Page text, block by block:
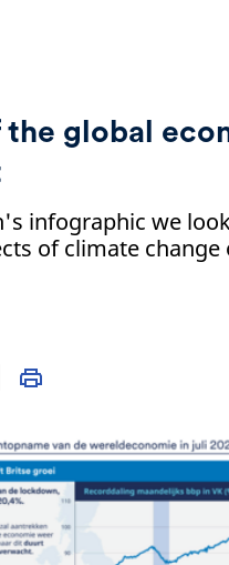
global
infographic we
of climate change